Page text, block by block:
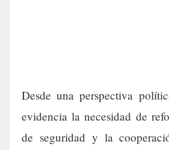
Desde una perspectiva
evidencia la necesidad de
de seguridad y la